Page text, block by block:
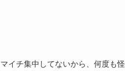
イチ集中してないから、何度も怪